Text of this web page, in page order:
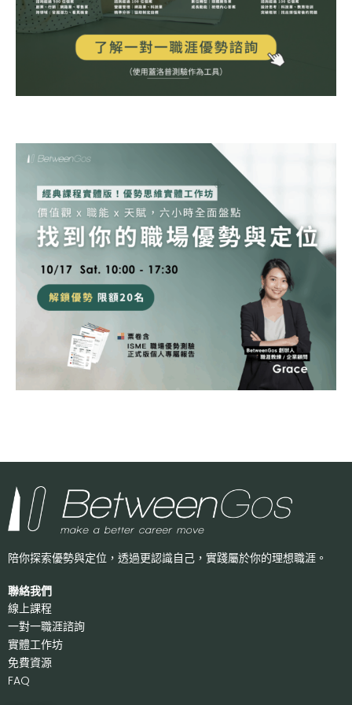
陪你探索優勢與定位，透過更認識自己， 實踐屬於你的理想職涯。
聯絡我們
線上課程
一對一職涯諮詢
實體工作坊
免費資源
FAQ